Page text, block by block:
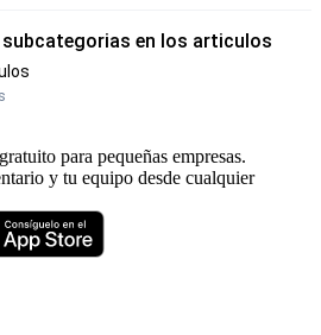
para pequeñas empresas.
y tu equipo desde cualquier